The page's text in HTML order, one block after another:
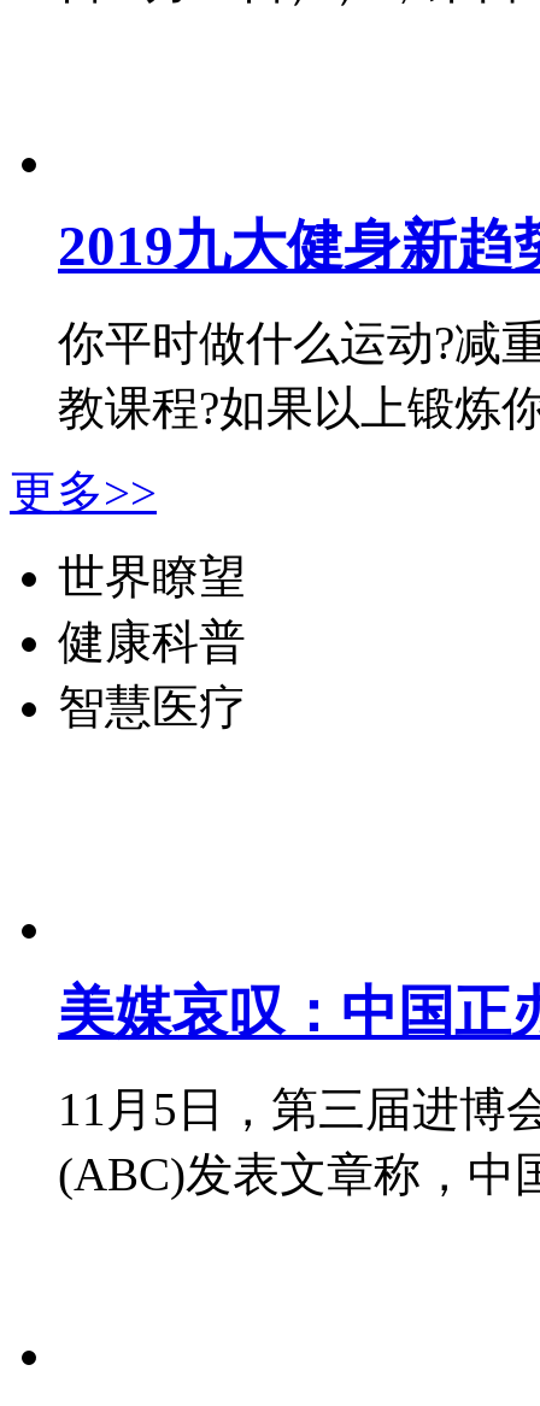
2019九大健身新趋
你平时做什么运动?减
教课程?如果以上锻炼
更多>>
世界瞭望
健康科普
智慧医疗
美媒哀叹：中国正
11月5日，第三届进博
(ABC)发表文章称，中